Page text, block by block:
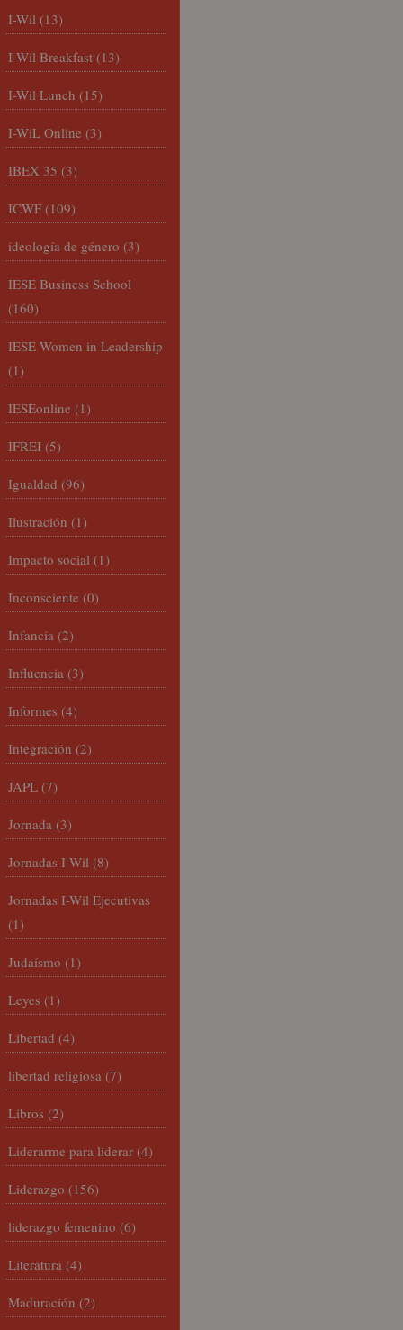
I-Wil (13)
I-Wil Breakfast (13)
I-Wil Lunch (15)
I-WiL Online (3)
IBEX 35 (3)
ICWF (109)
ideología de género (3)
IESE Business School
(160)
IESE Women in Leadership
(1)
IESEonline (1)
IFREI (5)
Igualdad (96)
Ilustración (1)
Impacto social (1)
Inconsciente (0)
Infancia (2)
Influencia (3)
Informes (4)
Integración (2)
JAPL (7)
Jornada (3)
Jornadas I-Wil (8)
Jornadas I-Wil Ejecutivas
(1)
Judaísmo (1)
Leyes (1)
Libertad (4)
libertad religiosa (7)
Libros (2)
Liderarme para liderar (4)
Liderazgo (156)
liderazgo femenino (6)
Literatura (4)
Maduración (2)